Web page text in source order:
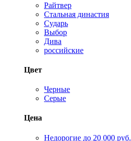
Райтвер
Стальная династия
Сударь
Выбор
Дива
российские
Цвет
Черные
Серые
Цена
Недорогие до 20 000 руб.